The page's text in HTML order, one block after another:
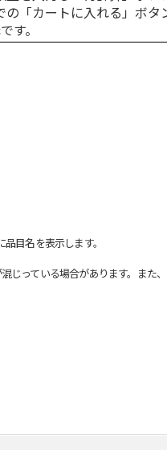
の「カートに入れる」ボ
す。
目名を表示します。
っている場合があります。また